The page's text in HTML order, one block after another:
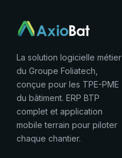
La solution logicielle métier
du Groupe Foliatech,
conçue pour les TPE-PME
du bâtiment. ERP BTP
complet et application
mobile terrain pour piloter
chaque chantier.